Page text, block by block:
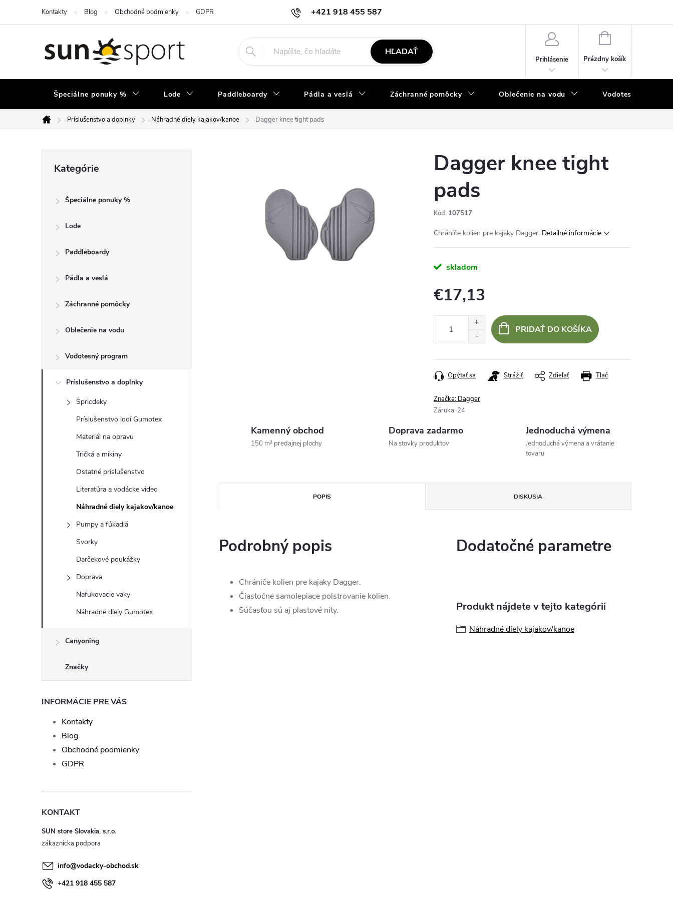
+421 918 455 587
info@vodacky-obchod.sk
Kontakty Blog Obchodné podmienky GDPR
HĽADAŤ
Prihlásenie
NÁKUPNÝ
Prázdny košík
Špeciálne ponuky % Lode Paddleboardy Pádla a veslá Záchranné pomôcky Oblečenie na vodu Vodotesný program
Domov
Príslušenstvo a doplnky Náhradné diely kajakov/kanoe Dagger knee tight pads
kategórie
Kategórie
Špeciálne ponuky %
Lode
Paddleboardy
Pádla a veslá
Záchranné pomôcky
Oblečenie na vodu
Vodotesný program
Príslušenstvo a doplnky
Špricdeky
Príslušenstvo lodí Gumotex
Materiál na opravu
Tričká a mikiny
Ostatné príslušenstvo
Literatúra a vodácke video
Náhradné diely kajakov/kanoe
Pumpy a fúkadlá
Svorky
Darčekové poukážky
Doprava
Nafukovacie vaky
Náhradné diely Gumotex
Canyoning
Značky
INFORMÁCIE PRE VÁS
Kontakty
Blog
Obchodné podmienky
GDPR
KONTAKT
SUN store Slovakia, s.r.o.
info@vodacky-obchod.sk
+421 918 455 587
Dagger knee tight
pads
Kód: 107517
Chrániče kolien pre kajaky Dagger. Detailné informácie
skladom
€17,13
PRIDAŤ DO KOŠÍKA
Tlač
Opýtať sa Strážiť Zdieľať
Značka: Dagger
Záruka: 24
Kamenný obchod
150 m² predajnej plochy
Doprava zadarmo
Na stovky produktov
Jednoduchá výmena
Jednoduchá výmena a vrátanie
tovaru
POPIS DISKUSIA
Podrobný popis
Chrániče kolien pre kajaky Dagger.
Čiastočne samolepiace polstrovanie kolien.
Súčasťou sú aj plastové nity.
Dodatočné parametre
Produkt nájdete v tejto kategórii
Náhradné diely kajakov/kanoe